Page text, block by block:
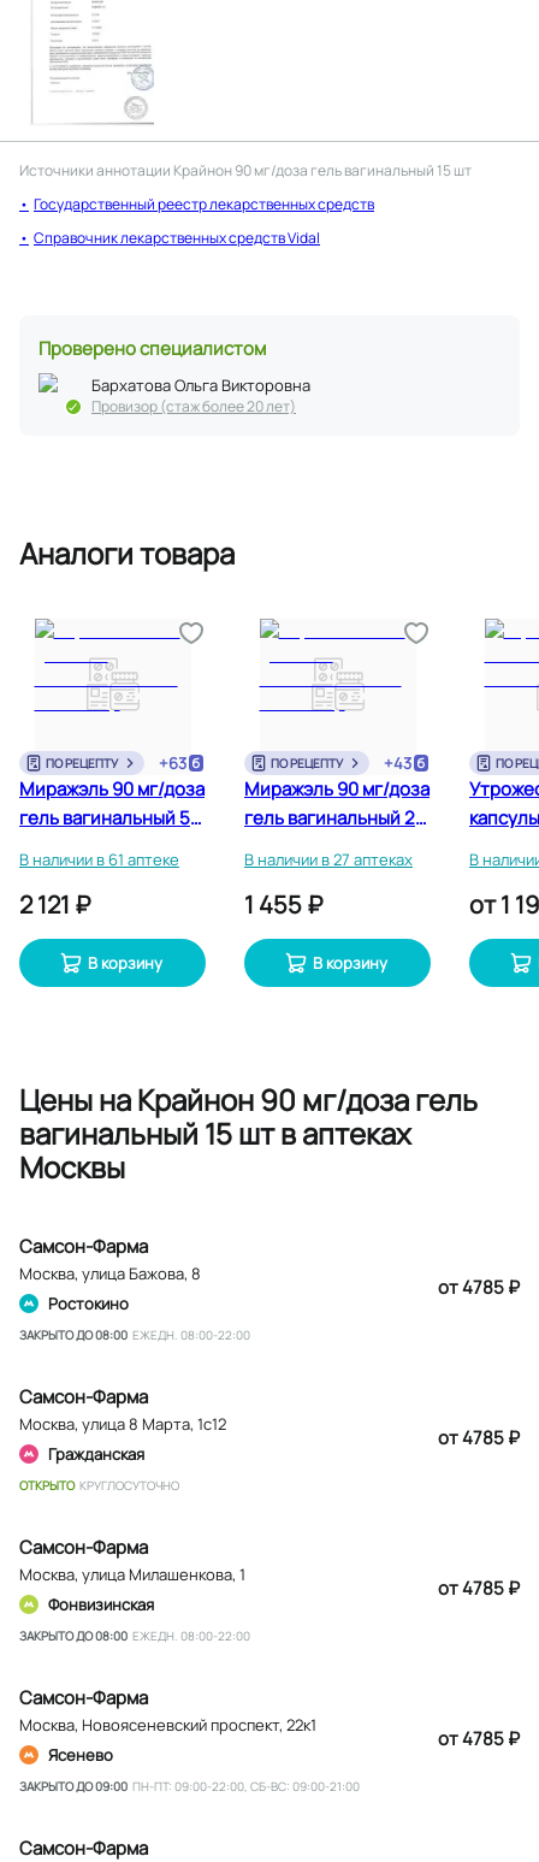
Источники аннотации Крайнон 90 мг/доза гель вагинальный 15 шт
Государственный реестр лекарственных средств
Справочник лекарственных средств Vidal
Проверено специалистом
Бархатова Ольга Викторовна
Провизор (стаж более 20 лет)
Аналоги товара
ПО РЕЦЕПТУ +63
Миражэль 90 мг/доза
гель вагинальный 50
В наличии в 61 аптеке
2 121 ₽
В корзину
ПО РЕЦЕПТУ +43
Миражэль 90 мг/доза
гель вагинальный 20
В наличии в 27 аптеках
1 455 ₽
В корзину
ПО
капсулы
В
от1
Цены на Крайнон 90 мг/доза гель
вагинальный 15 шт в аптеках
Москвы
Самсон-Фарма
Москва, улица Бажова, 8
Ростокино
ЗАКРЫТО ДО 08:00 ЕЖЕДН. 08:00-22:00
от 4785 ₽
Самсон-Фарма
Москва, улица 8 Марта, 1с12
Гражданская
ОТКРЫТО КРУГЛОСУТОЧНО
от 4785 ₽
Самсон-Фарма
Москва, улица Милашенкова, 1
Фонвизинская
ЗАКРЫТО ДО 08:00 ЕЖЕДН. 08:00-22:00
от 4785 ₽
Самсон-Фарма
Москва, Новоясеневский проспект, 22к1
Ясенево
ЗАКРЫТО ДО 09:00 ПН-ПТ: 09:00-22:00, СБ-ВС: 09:00-21:00
от 4785 ₽
Самсон-Фарма